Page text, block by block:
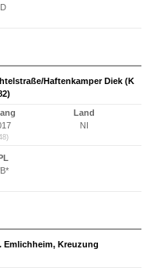
Haftenkamper Diek (K
Land
NI
Emlichheim, Kreuzung